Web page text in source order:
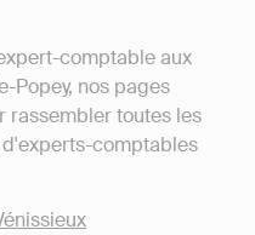
comptable aux
Popey, nos pages
rassembler toutes les
comptables